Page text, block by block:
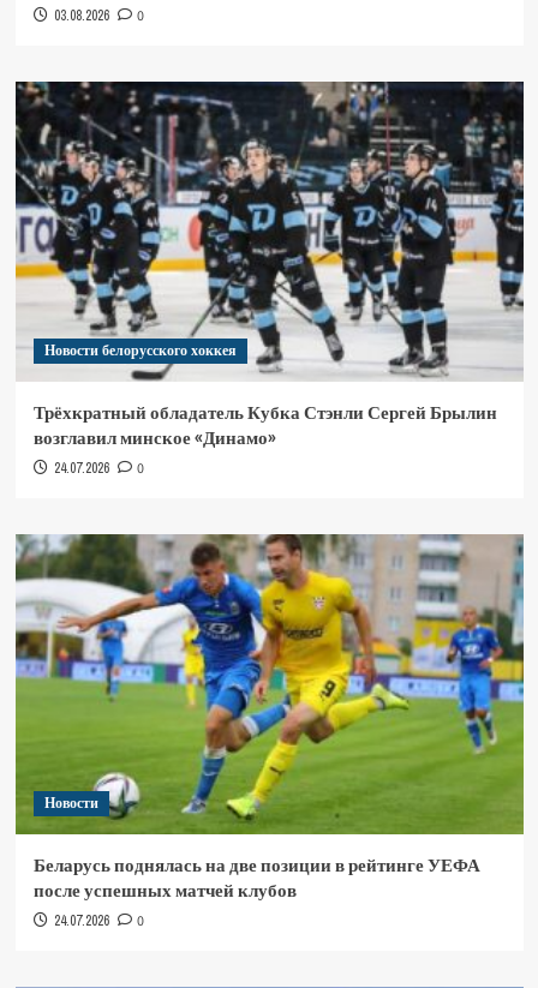
03.08.2026 0
Новости белорусского хоккея
Трёхкратный обладатель Кубка Стэнли Сергей Брылин
возглавил минское «Динамо»
24.07.2026 0
Новости
Беларусь поднялась на две позиции в рейтинге УЕФА
после успешных матчей клубов
24.07.2026 0